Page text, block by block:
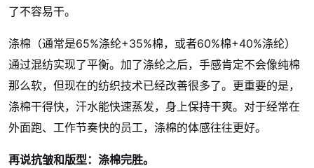
了不容易干。
涤棉（通常是65%涤纶+35%棉，或者60%棉+40%涤纶）
通过混纺实现了平衡。加了涤纶之后，手感肯定不会像纯棉
那么软，但现在的纺织技术已经改善很多了。更重要的是，
涤棉干得快，汗水能快速蒸发，身上保持干爽。对于经常在
外面跑、工作节奏快的员工，涤棉的体感往往更好。
再说抗皱和版型：涤棉完胜。